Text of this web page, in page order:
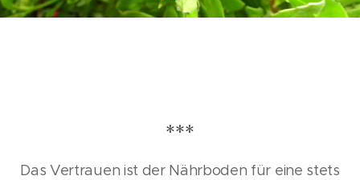
***
Das Vertrauen ist der Nährboden für eine stets